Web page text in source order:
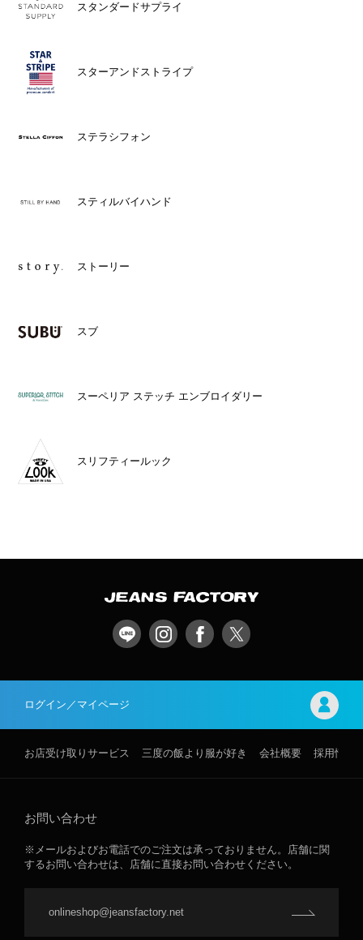
スタンダードサプライ
スターアンドストライプ
ステラシフォン
スティルバイハンド
ストーリー
スブ
スーペリア ステッチ エンブロイダリー
スリフティールック
ログイン／マイページ
お店受け取りサービス 三度の飯より服が好き 会社概要 採用情報
お問い合わせ
※メールおよびお電話でのご注文は承っておりません。店舗に関
するお問い合わせは、店舗に直接お問い合わせください。
onlineshop@jeansfactory.net